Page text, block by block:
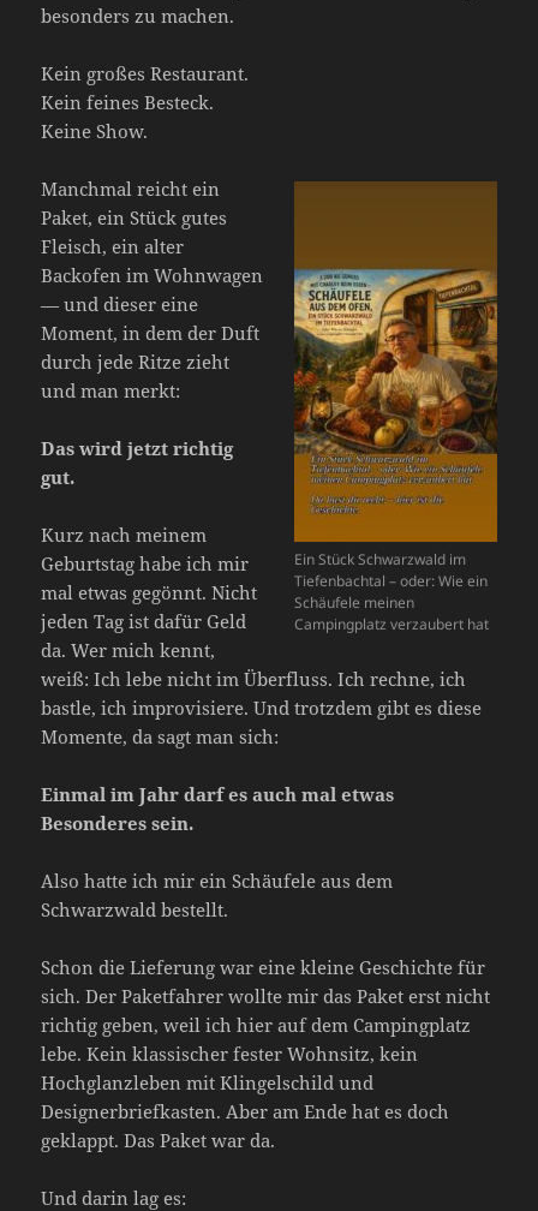
besonders zu machen.
Kein großes Restaurant.
Kein feines Besteck.
Keine Show.
Ein Stück Schwarzwald im
Tiefenbachtal – oder: Wie ein
Schäufele meinen
Campingplatz verzaubert hat
Manchmal reicht ein
Paket, ein Stück gutes
Fleisch, ein alter
Backofen im Wohnwagen
— und dieser eine
Moment, in dem der Duft
durch jede Ritze zieht
und man merkt:
Das wird jetzt richtig
gut.
Kurz nach meinem
Geburtstag habe ich mir
mal etwas gegönnt. Nicht
jeden Tag ist dafür Geld
da. Wer mich kennt,
weiß: Ich lebe nicht im Überfluss. Ich rechne, ich
bastle, ich improvisiere. Und trotzdem gibt es diese
Momente, da sagt man sich:
Einmal im Jahr darf es auch mal etwas
Besonderes sein.
Also hatte ich mir ein Schäufele aus dem
Schwarzwald bestellt.
Schon die Lieferung war eine kleine Geschichte für
sich. Der Paketfahrer wollte mir das Paket erst nicht
richtig geben, weil ich hier auf dem Campingplatz
lebe. Kein klassischer fester Wohnsitz, kein
Hochglanzleben mit Klingelschild und
Designerbriefkasten. Aber am Ende hat es doch
geklappt. Das Paket war da.
Und darin lag es: